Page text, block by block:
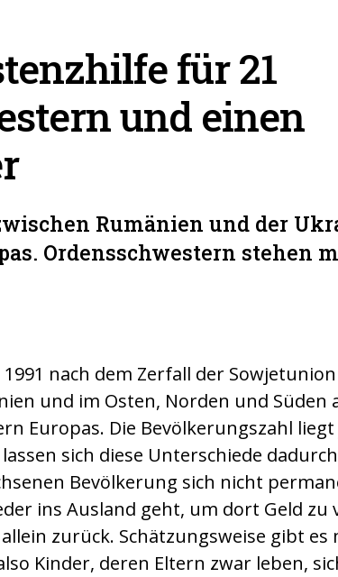
für 21
und einen
Rumänien und der
Ordensschwestern stehen
nach dem Zerfall der
und im Osten, Norden und Süden
Europas. Die Bevölkerungszahl liegt
sich diese Unterschiede
Bevölkerung sich nicht
ins Ausland geht, um dort Geld zu
zurück. Schätzungsweise gibt es
Kinder, deren Eltern zwar leben,